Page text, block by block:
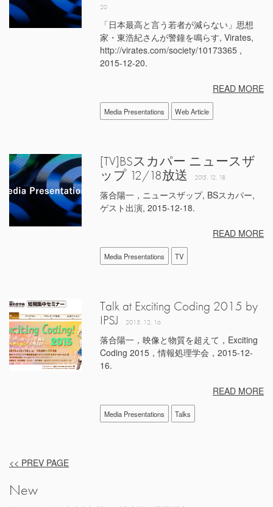
20
「日本最高と言う若者が減らない」思想
家・東浩紀さんが警鐘を鳴らす, Virates,
http://virates.com/society/10173365 ,
2015-12-20.
READ MORE
Media Presentations Web Article
[TV]BSスカパー ニュースザ
ップ 12/18放送
2015. 12. 18
落合陽一，ニュースザップ, BSスカパー,
ゲスト出演, 2015-12-18.
READ MORE
Media Presentations TV
Talk at Exciting Coding 2015 by
IPSJ
2015. 12. 16
落合陽一，映像と物質を超えて，Exciting
Coding 2015，情報処理学会，2015-12-
16.
READ MORE
Media Presentations Talks
稿
<< PREV PAGE
New